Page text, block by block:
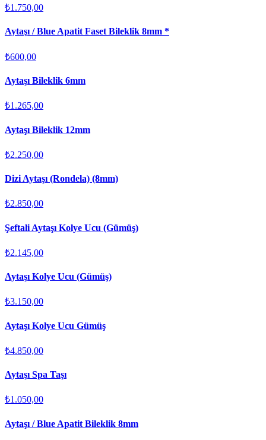
₺1.750,00
Aytaşı / Blue Apatit Faset Bileklik 8mm *
₺600,00
Aytaşı Bileklik 6mm
₺1.265,00
Aytaşı Bileklik 12mm
₺2.250,00
Dizi Aytaşı (Rondela) (8mm)
₺2.850,00
Şeftali Aytaşı Kolye Ucu (Gümüş)
₺2.145,00
Aytaşı Kolye Ucu (Gümüş)
₺3.150,00
Aytaşı Kolye Ucu Gümüş
₺4.850,00
Aytaşı Spa Taşı
₺1.050,00
Aytaşı / Blue Apatit Bileklik 8mm